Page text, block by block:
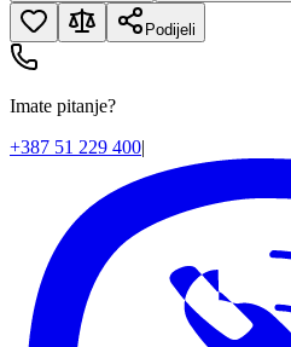
Podijeli
Imate pitanje?
+387 51 229 400|